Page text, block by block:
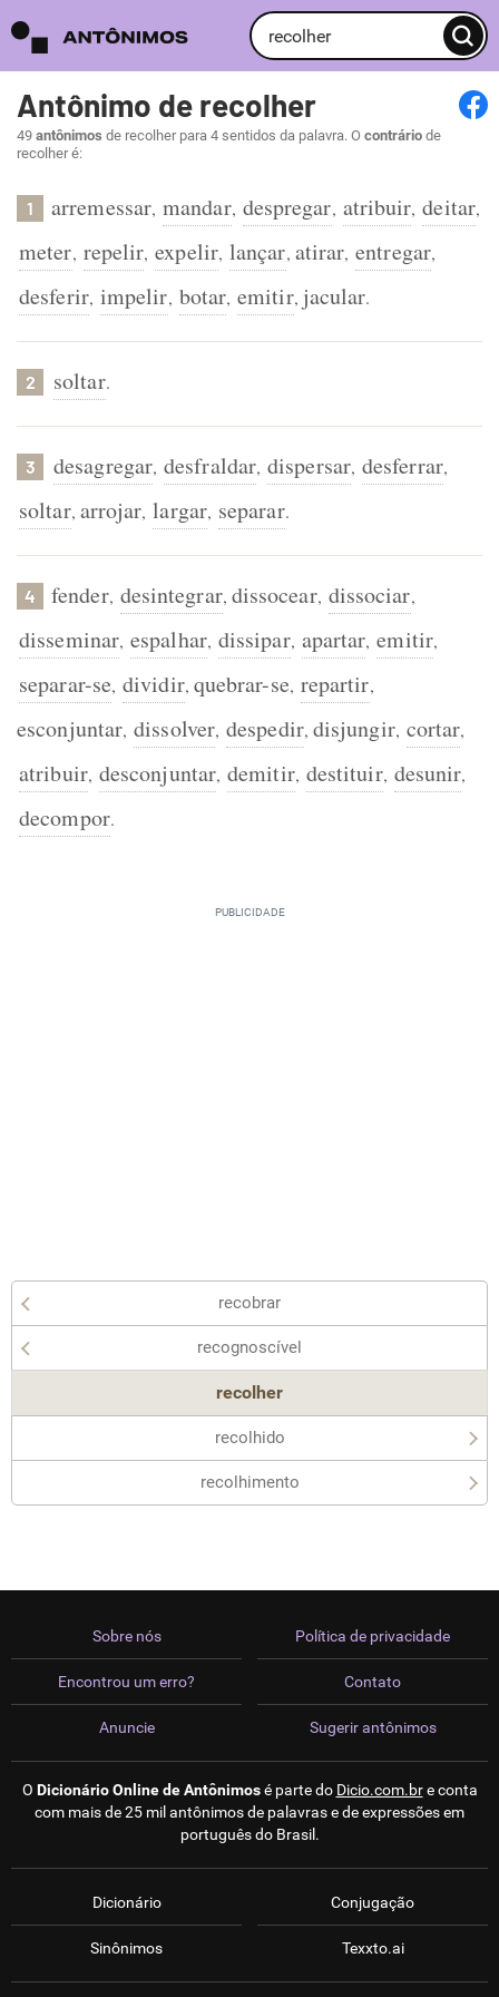
Antônimo de recolher
49 antônimos de recolher para 4 sentidos da palavra. O contrário de
recolher é:
1 arremessar, mandar, despregar, atribuir, deitar,
meter, repelir, expelir, lançar, atirar, entregar,
desferir, impelir, botar, emitir, jacular.
2 soltar.
3 desagregar, desfraldar, dispersar, desferrar,
soltar, arrojar, largar, separar.
4 fender, desintegrar, dissocear, dissociar,
disseminar, espalhar, dissipar, apartar, emitir,
separar-se, dividir, quebrar-se, repartir,
esconjuntar, dissolver, despedir, disjungir, cortar,
atribuir, desconjuntar, demitir, destituir, desunir,
decompor.
recobrar
recognoscível
recolher
recolhido
recolhimento
Sobre nós
Encontrou um erro?
Anuncie
Política de privacidade
Contato
Sugerir antônimos
O Dicionário Online de Antônimosé parte do Dicio.com.bre conta
com mais de 25 mil antônimos de palavras e de expressões em
português do Brasil.
Dicionário
Sinônimos
Conjugação
Texxto.ai